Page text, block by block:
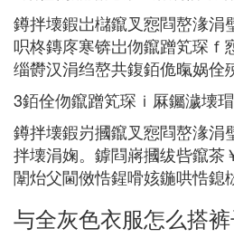
鐏拌壊鍜岀櫧鑹叉惌閰嶅湪涓
呮柊鏄庝寒锛岀伆鑹蹭笂琛ｆ
缁欎汉涓绉嶅共鍑銆佹暣娲佺
3銆佺伆鑹蹭笂琛ｉ厤钃濊壊
鐏拌壊鍜岃摑鑹叉惌閰嶅湪涓
拌壊涓婅。鎼閰嶈摑绂呰鑹茶
闈炲父閫傚悎鍟嗗姟鍦哄悎鎴
与全灰色衣服怎么搭